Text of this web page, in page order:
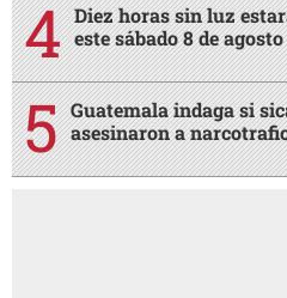
Diez horas sin luz
este sábado 8 de agosto
Guatemala indaga si
asesinaron a